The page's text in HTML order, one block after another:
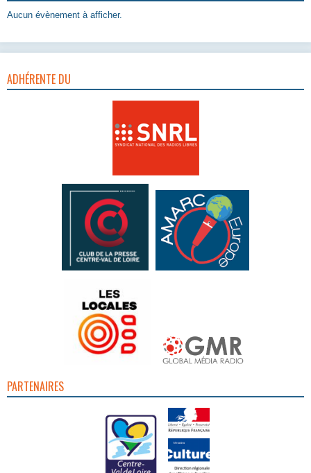
Aucun évènement à afficher.
ADHÉRENTE DU
PARTENAIRES